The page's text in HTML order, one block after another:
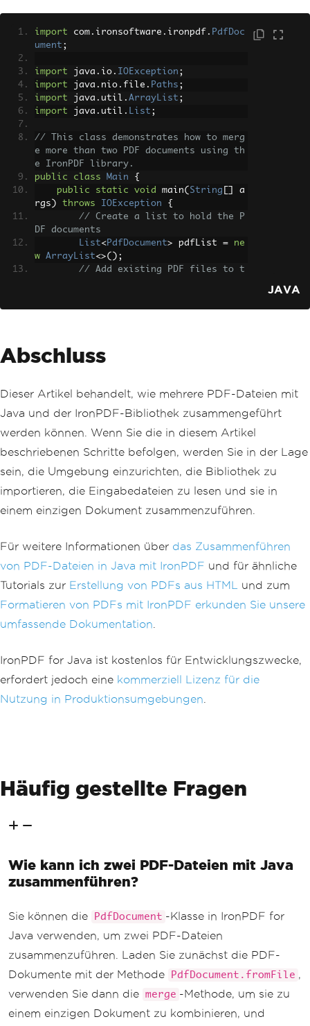
import com . ironsoftware . ironpdf . PdfDoc
ument ;
import java . io . IOException ;
import java . nio . file . Paths ;
import java . util . ArrayList ;
import java . util . List ;
// This class demonstrates how to merg
e more than two PDF documents using th
e IronPDF library.
public
class Main
{
public
static void main( String
a
rgs ) throws IOException
{
// Create a list to hold the P
DF documents
List<PdfDocument> pdfList =
ne
w
ArrayList<>();
// Add existing PDF files to t
le(Paths.get("assets/1.pdf")));
le(Paths.get(
the list into one
PdfDocument
nt. merge (pdfList);
// Save the merged PDF documen
        merged
.saveAs(Paths.get("asset
s/merged.pdf"
));
}
JAVA
Abschluss
Dieser Artikel behandelt, wie mehrere PDF-Dateien mit
Java und der IronPDF-Bibliothek zusammengeführt
werden können. Wenn Sie die in diesem Artikel
beschriebenen Schritte befolgen, werden Sie in der Lage
sein, die Umgebung einzurichten, die Bibliothek zu
importieren, die Eingabedateien zu lesen und sie in
einem einzigen Dokument zusammenzuführen.
Für weitere Informationen über das Zusammenführen
von PDF-Dateien in Java mit IronPDF und für ähnliche
Tutorials zur Erstellung von PDFs aus HTML
und zum
Formatieren von PDFs mit IronPDF erkunden Sie unsere
umfassende Dokumentation
IronPDF for Java ist kostenlos für Entwicklungszwecke,
erfordert jedoch eine kommerziell Lizenz für die
Nutzung in Produktionsumgebungen
Häufig gestellte Fragen
Wie kann ich zwei PDF-Dateien mit Java
zusammenführen?
Sie können die PdfDocument -Klasse in IronPDF for
Java verwenden, um zwei PDF-Dateien
zusammenzuführen. Laden Sie zunächst die PDF-
Dokumente mit der Methode
PdfDocument.fromFile ,
verwenden Sie dann die merge -Methode, um sie zu
einem einzigen Dokument zu kombinieren, und